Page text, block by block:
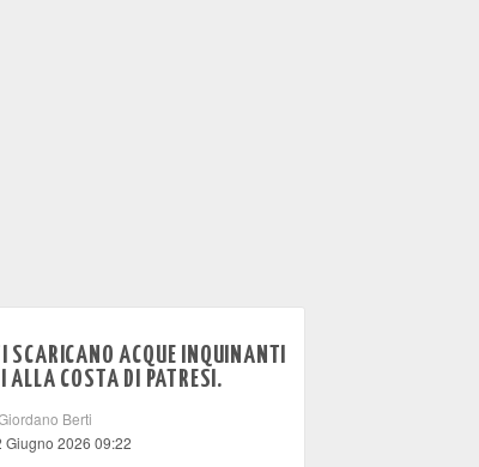
SCARICANO ACQUE INQUINANTI
ALLA COSTA DI PATRESI.
Berti
Giugno 2026 09:22